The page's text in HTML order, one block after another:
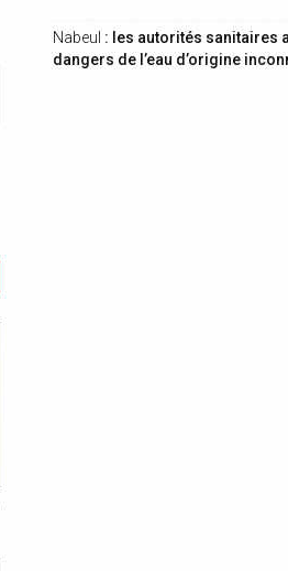
Nabeul : les autorités sanitaires
dangers de l’eau d’origine